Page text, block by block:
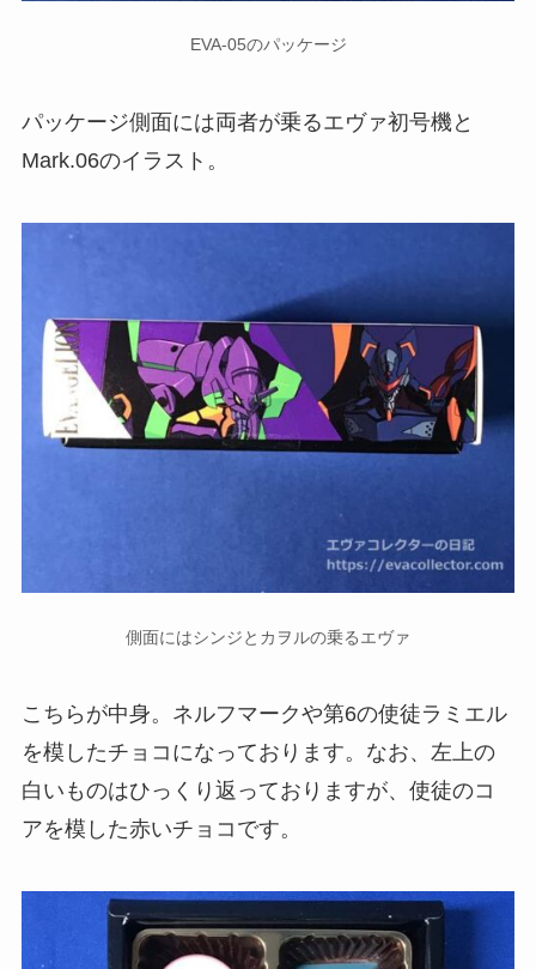
EVA-05のパッケージ
パッケージ側面には両者が乗るエヴァ初号機と
Mark.06のイラスト。
側面にはシンジとカヲルの乗るエヴァ
こちらが中身。ネルフマークや第6の使徒ラミエル
を模したチョコになっております。なお、左上の
白いものはひっくり返っておりますが、使徒のコ
アを模した赤いチョコです。